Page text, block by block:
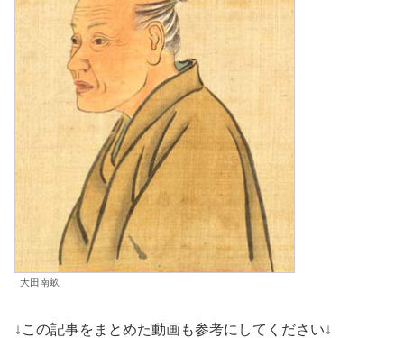
大田南畝
↓この記事をまとめた動画も参考にしてください↓